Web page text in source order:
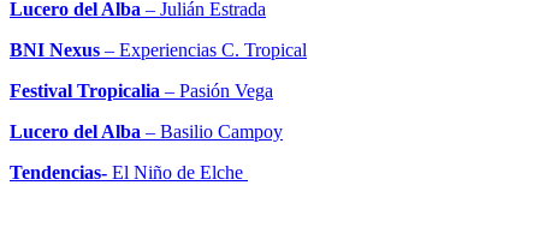
Lucero del Alba – Julián Estrada
BNI Nexus – Experiencias C. Tropical
Festival Tropicalia – Pasión Vega
Lucero del Alba – Basilio Campoy
Tendencias- El Niño de Elche